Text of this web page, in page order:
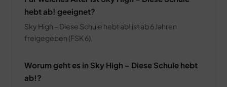
hebt ab! geeignet?
Sky High – Diese Schule hebt ab! ist ab 6 Jahren
freigegeben (FSK 6).
Worum geht es in Sky High – Diese Schule hebt
ab!?